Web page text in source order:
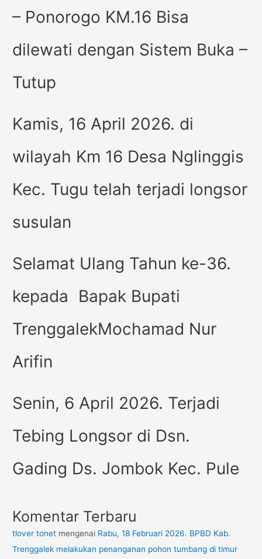
– Ponorogo KM.16 Bisa
dilewati dengan Sistem Buka –
Tutup
Kamis, 16 April 2026. di
wilayah Km 16 Desa Nglinggis
Kec. Tugu telah terjadi longsor
susulan
Selamat Ulang Tahun ke-36.
kepada Bapak Bupati
TrenggalekMochamad Nur
Arifin
Senin, 6 April 2026. Terjadi
Tebing Longsor di Dsn.
Gading Ds. Jombok Kec. Pule
Komentar Terbaru
tlover tonet mengenai Rabu, 18 Februari 2026. BPBD Kab.
Trenggalek melakukan penanganan pohon tumbang di timur